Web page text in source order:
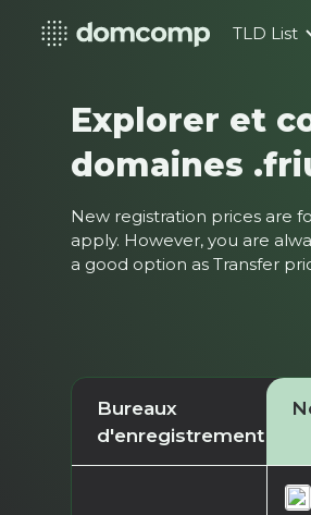
TLD List
Explorer et
domaines
New registration prices are
apply. However, you are
a good option as Transfer
Bureaux
d'enregistrement